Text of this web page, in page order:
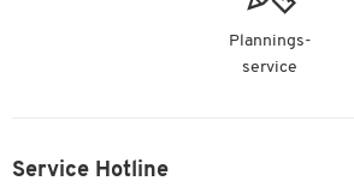
Plannings-
service
Service Hotline